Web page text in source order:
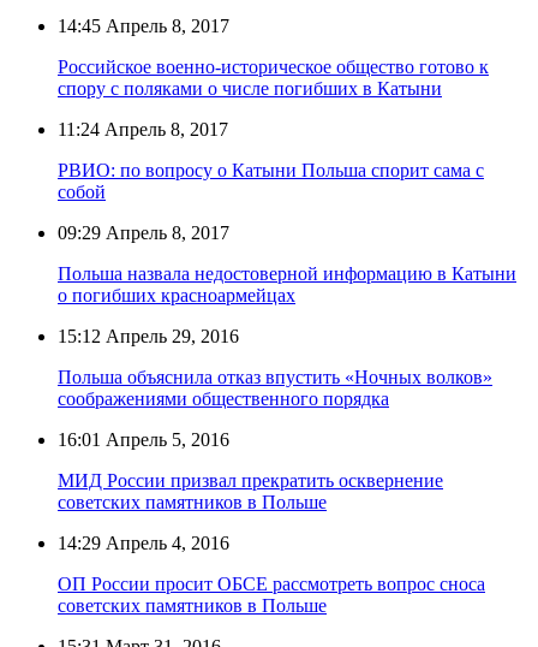
14:45 Апрель 8, 2017
Российское военно-историческое общество готово к
спору с поляками о числе погибших в Катыни
11:24 Апрель 8, 2017
РВИО: по вопросу о Катыни Польша спорит сама с
собой
09:29 Апрель 8, 2017
Польша назвала недостоверной информацию в Катыни
о погибших красноармейцах
15:12 Апрель 29, 2016
Польша объяснила отказ впустить «Ночных волков»
соображениями общественного порядка
16:01 Апрель 5, 2016
МИД России призвал прекратить осквернение
советских памятников в Польше
14:29 Апрель 4, 2016
ОП России просит ОБСЕ рассмотреть вопрос сноса
советских памятников в Польше